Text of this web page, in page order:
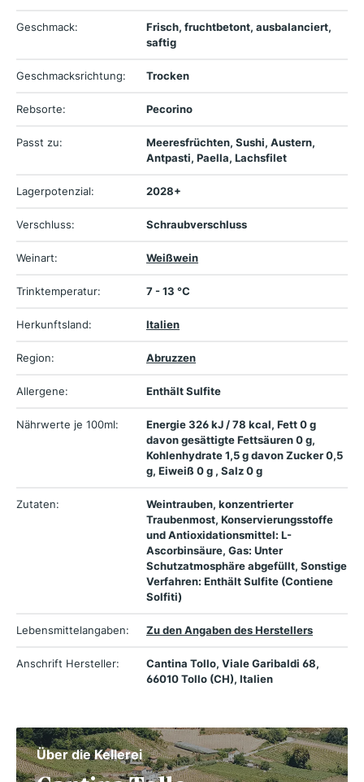
Geschmack:
Frisch, fruchtbetont, ausbalanciert,
saftig
Geschmacksrichtung: Trocken
Rebsorte: Pecorino
Passt zu:
Meeresfrüchten, Sushi, Austern,
Antpasti, Paella, Lachsfilet
Lagerpotenzial: 2028+
Verschluss: Schraubverschluss
Weinart: Weißwein
Trinktemperatur: 7 - 13 °C
Herkunftsland: Italien
Region: Abruzzen
Allergene: Enthält Sulfite
Nährwerte je 100ml:
Energie 326 kJ / 78 kcal, Fett 0 g
davon gesättigte Fettsäuren 0 g,
Kohlenhydrate 1,5 g davon Zucker 0,5
g, Eiweiß 0 g , Salz 0 g
Zutaten:
Weintrauben, konzentrierter
Traubenmost, Konservierungsstoffe
und Antioxidationsmittel: L-
Ascorbinsäure, Gas: Unter
Schutzatmosphäre abgefüllt, Sonstige
Verfahren: Enthält Sulfite (Contiene
Solfiti)
Lebensmittelangaben: Zu den Angaben des Herstellers
Anschrift Hersteller:
Cantina Tollo, Viale Garibaldi 68,
66010 Tollo (CH), Italien
Über die Kellerei